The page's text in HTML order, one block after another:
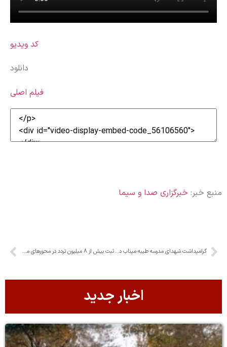
کد ویدیو
دانلود
فیلم اصلی
منبع خبر: خبرگزاری صدا و سیما
گرامیداشت شهدای مدرسه طیبه میناب در باغ لاله‌های روستای ولیان ثبت بیش از ۸ میلیون تردد در محور‌های مواصلاتی البرز در ایام نوروز
اخبار جدید